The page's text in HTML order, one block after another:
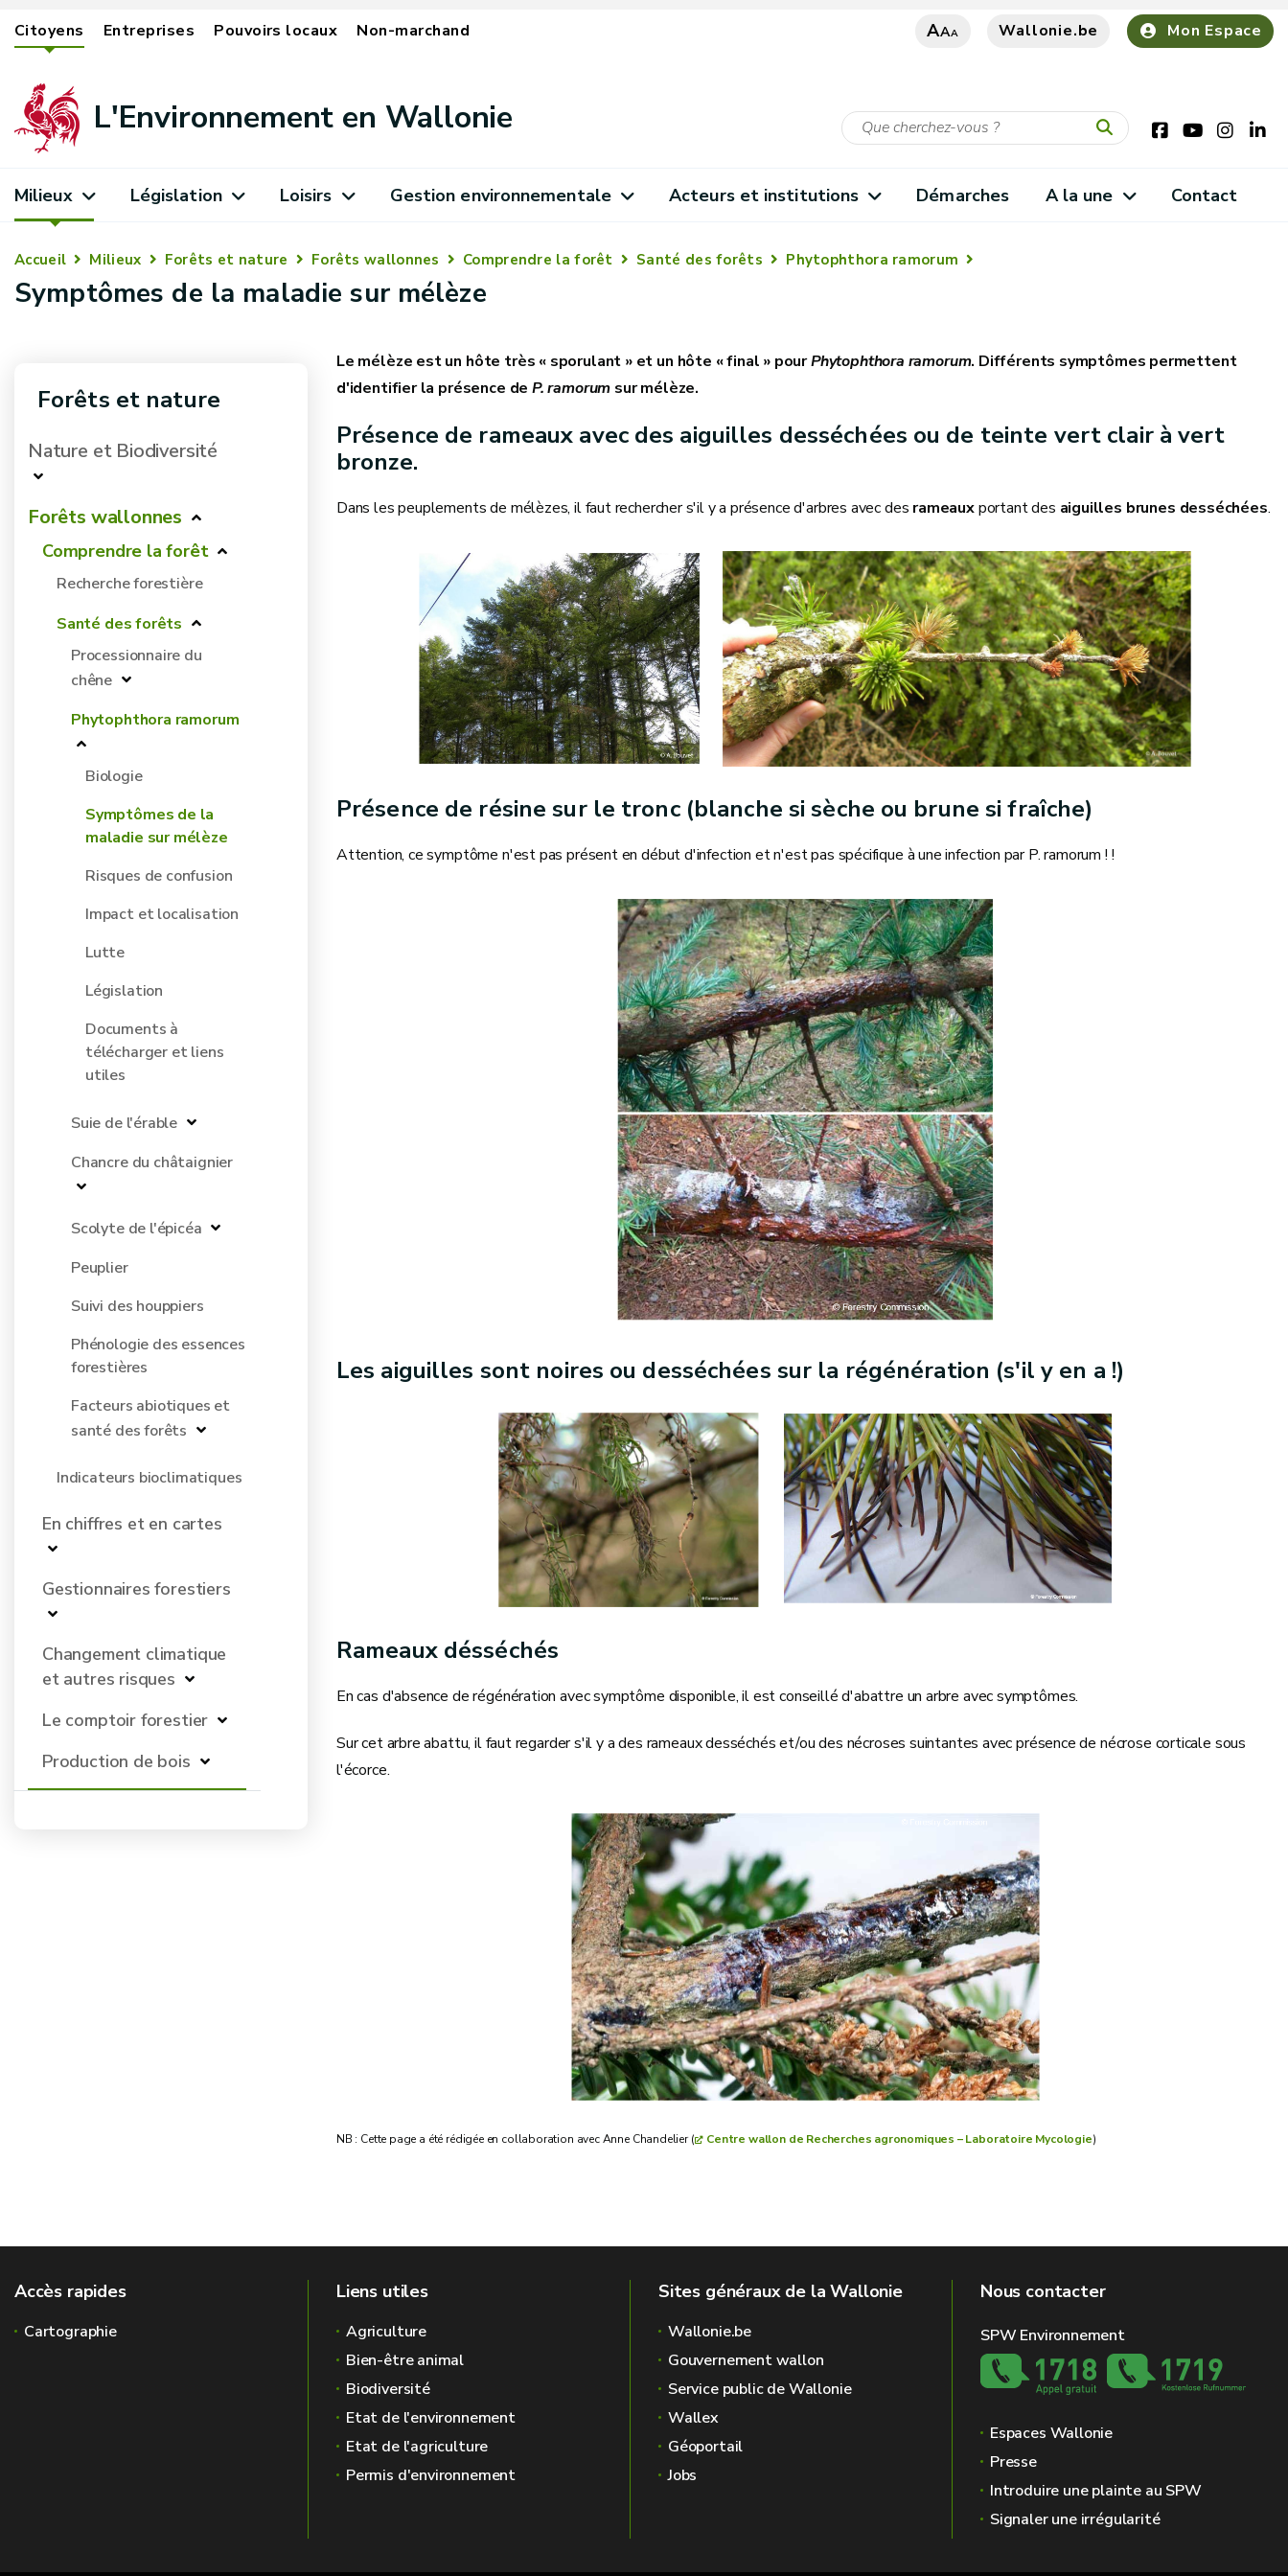
Citoyens Entreprises Pouvoirs locaux Non-marchand AAA Wallonie.be Mon Espace
L'Environnement en Wallonie
Milieux Législation Loisirs Gestion environnementale Acteurs et institutions Démarches A la une Contact
Accueil Milieux Forêts et nature Forêts wallonnes Comprendre la forêt Santé des forêts Phytophthora ramorum
Symptômes de la maladie sur mélèze
Forêts et nature
Nature et Biodiversité
Forêts wallonnes
Comprendre la forêt
Recherche forestière
Santé des forêts
Processionnaire du
chêne
Phytophthora ramorum
Biologie
Symptômes de la
maladie sur mélèze
Risques de confusion
Impact et localisation
Lutte
Législation
Documents à
télécharger et liens
utiles
Suie de l'érable
Chancre du châtaignier
Scolyte de l'épicéa
Peuplier
Suivi des houppiers
Phénologie des essences
forestières
Facteurs abiotiques et
santé des forêts
Indicateurs bioclimatiques
En chiffres et en cartes
Gestionnaires forestiers
Changement climatique
et autres risques
Le comptoir forestier
Production de bois
Le mélèze est un hôte très « sporulant » et un hôte « final » pourPhytophthora ramorum. Différents symptômes permettent
d'identifier la présence de P. ramorum sur mélèze.
Présence de rameaux avec des aiguilles desséchées ou de teinte vert clair à vert
bronze.
Dans les peuplements de mélèzes, il faut rechercher s'il y a présence d'arbres avec des rameauxportant des aiguilles brunes desséchées.
Présence de résine sur le tronc (blanche si sèche ou brune si fraîche)
Attention, ce symptôme n'est pas présent en début d'infection et n'est pas spécifique à une infection par P. ramorum ! !
Les aiguilles sont noires ou desséchées sur la régénération (s'il y en a !)
Rameaux désséchés
En cas d'absence de régénération avec symptôme disponible, il est conseillé d'abattre un arbre avec symptômes.
Sur cet arbre abattu, il faut regarder s'il y a des rameaux desséchés et/ou des nécroses suintantes avec présence de nécrose corticale sous
l'écorce.
NB : Cette page a été rédigée en collaboration avec Anne Chandelier ( Centre wallon de Recherches agronomiques – Laboratoire Mycologie)
Accès rapides
Cartographie
Liens utiles
Agriculture
Bien-être animal
Biodiversité
Etat de l'environnement
Etat de l'agriculture
Permis d'environnement
Sites généraux de la Wallonie
Wallonie.be
Gouvernement wallon
Service public de Wallonie
Wallex
Géoportail
Jobs
Nous contacter
SPW Environnement
Espaces Wallonie
Presse
Introduire une plainte au SPW
Signaler une irrégularité